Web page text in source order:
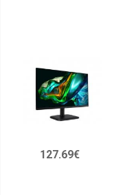
ViewSonic
127.69€